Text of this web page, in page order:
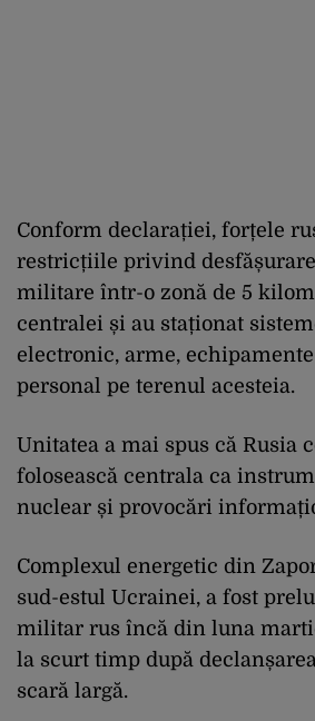
Conform declarației, forțele
restricțiile privind
militare într-o zonă de 5
centralei și au staționat
electronic, arme,
personal pe terenul acesteia.
Unitatea a mai spus că Rusia
folosească centrala ca
nuclear și provocări
Complexul energetic din
sud-estul Ucrainei, a fost
militar rus încă din luna
la scurt timp după
scară largă.